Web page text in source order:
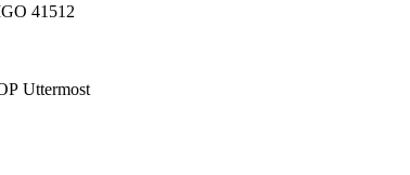
41512
Uttermost